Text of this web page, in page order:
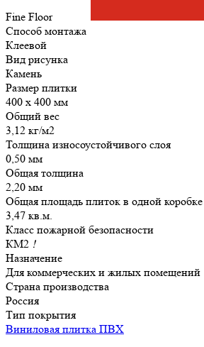
Fine Floor
Способ монтажа
Клеевой
Вид рисунка
Камень
Размер плитки
400 x 400 мм
Общий вес
3,12 кг/м2
Толщина износоустойчивого слоя
0,50 мм
Общая толщина
2,20 мм
Общая площадь плиток в одной коробке
3,47 кв.м.
Класс пожарной безопасности
КМ2 !
Назначение
Для коммерческих и жилых помещений
Страна производства
Россия
Тип покрытия
Виниловая плитка ПВХ